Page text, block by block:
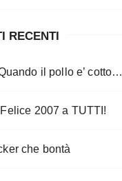
RECENTI
il pollo e’ cotto…
Felice 2007 a TUTTI!
che bontà